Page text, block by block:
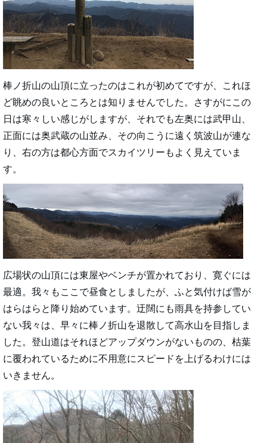
棒ノ折山の山頂に立ったのはこれが初めてですが、これほ
ど眺めの良いところとは知りませんでした。さすがにこの
日は寒々しい感じがしますが、それでも左奥には武甲山、
正面には奥武蔵の山並み、その向こうに遠く筑波山が連な
り、右の方は都心方面でスカイツリーもよく見えていま
す。
広場状の山頂には東屋やベンチが置かれており、寛ぐには
最適。我々もここで昼食としましたが、ふと気付けば雪が
はらはらと降り始めています。迂闊にも雨具を持参してい
ない我々は、早々に棒ノ折山を退散して高水山を目指しま
した。登山道はそれほどアップダウンがないものの、枯葉
に覆われているために不用意にスピードを上げるわけには
いきません。